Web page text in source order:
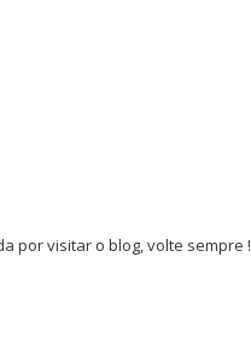
por visitar o blog, volte sempre !